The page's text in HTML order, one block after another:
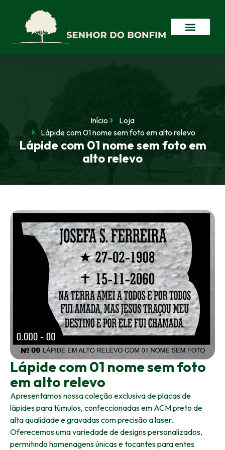
Início
Loja
Lápide com 01 nome sem foto em alto relevo
Lápide com 01 nome sem foto em
alto relevo
Lápide com 01 nome sem foto
em alto relevo
Apresentamos nossa coleção exclusiva de placas de
lápides para túmulos, confeccionadas em ACM preto de
alta qualidade e gravadas com precisão a laser.
Oferecemos uma variedade de designs personalizados,
permitindo homenagens únicas e tocantes para entes